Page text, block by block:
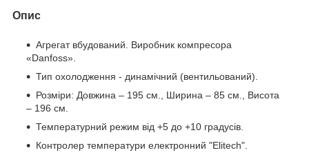
Опис
Агрегат вбудований. Виробник компресора
«Danfoss».
Тип охолодження - динамічний (вентильований).
Розміри: Довжина – 195 см., Ширина – 85 см., Висота
– 196 см.
Температурний режим від +5 до +10 градусів.
Контролер температури електронний "Elitech".